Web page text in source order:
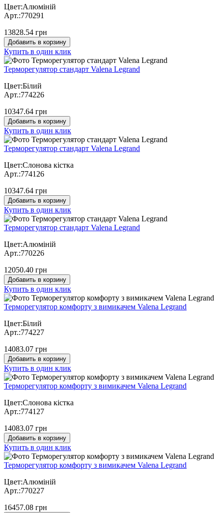
Цвет:Алюміній
Арт.:770291
13828.54 грн
Добавить в корзину
Купить в один клик
Терморегулятор стандарт Valena Legrand
Цвет:Білий
Арт.:774226
10347.64 грн
Добавить в корзину
Купить в один клик
Терморегулятор стандарт Valena Legrand
Цвет:Слонова кістка
Арт.:774126
10347.64 грн
Добавить в корзину
Купить в один клик
Терморегулятор стандарт Valena Legrand
Цвет:Алюміній
Арт.:770226
12050.40 грн
Добавить в корзину
Купить в один клик
Терморегулятор комфорту з вимикачем Valena Legrand
Цвет:Білий
Арт.:774227
14083.07 грн
Добавить в корзину
Купить в один клик
Терморегулятор комфорту з вимикачем Valena Legrand
Цвет:Слонова кістка
Арт.:774127
14083.07 грн
Добавить в корзину
Купить в один клик
Терморегулятор комфорту з вимикачем Valena Legrand
Цвет:Алюміній
Арт.:770227
16457.08 грн